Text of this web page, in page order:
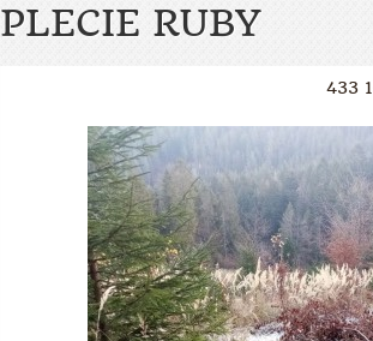
PLECIE RUBY
433